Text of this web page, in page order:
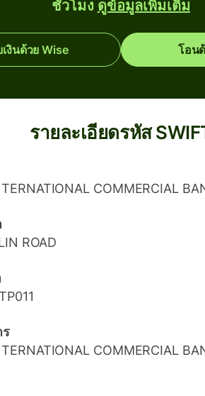
ชั่วโมง ดูข้อมูลเพิ่มเติม
เงินด้วย Wise โอน
รายละเอียดรหัส
COMMERCIAL
ROAD
COMMERCIAL